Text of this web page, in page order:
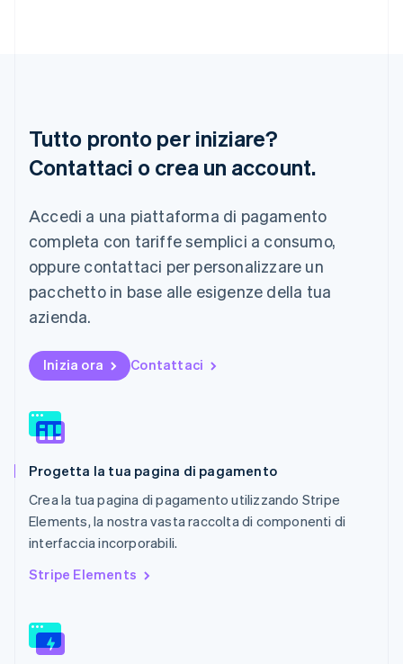
Tutto pronto per iniziare?
Contattaci o crea un account.
Accedi a una piattaforma di pagamento
completa con tariffe semplici a consumo,
oppure contattaci per personalizzare un
pacchetto in base alle esigenze della tua
azienda.
Inizia ora Contattaci
Progetta la tua pagina di pagamento
Crea la tua pagina di pagamento utilizzando Stripe
Elements, la nostra vasta raccolta di componenti di
interfaccia incorporabili.
Stripe Elements
Lituania
English
Lussemburgo
Malaysia
简体中文
Malta
English
Messico
EspañolEnglish
Norvegia
Nuova Zelanda
English
Nederlands
Polonia
English
Portogallo
Português English
RAS di Hong Kong, Cina
English 简体中文
Regno Unito
Repubblica Ceca
English
Singapore